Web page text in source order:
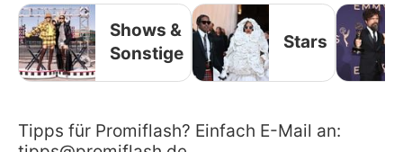
Shows &
Sonstige
Stars
Tipps für Promiflash? Einfach E-Mail an: